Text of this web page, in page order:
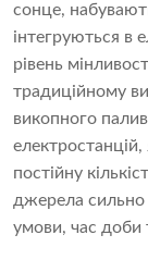
сонце,
інтегруються в
рівень
традиційному
викопного
постійну
джерела сильно
умови, час доби